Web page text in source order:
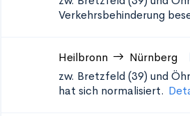
Verkehrsbehinderung
Heilbronn Nürnberg
zw. Bretzfeld (39) und
hat sich normalisiert.